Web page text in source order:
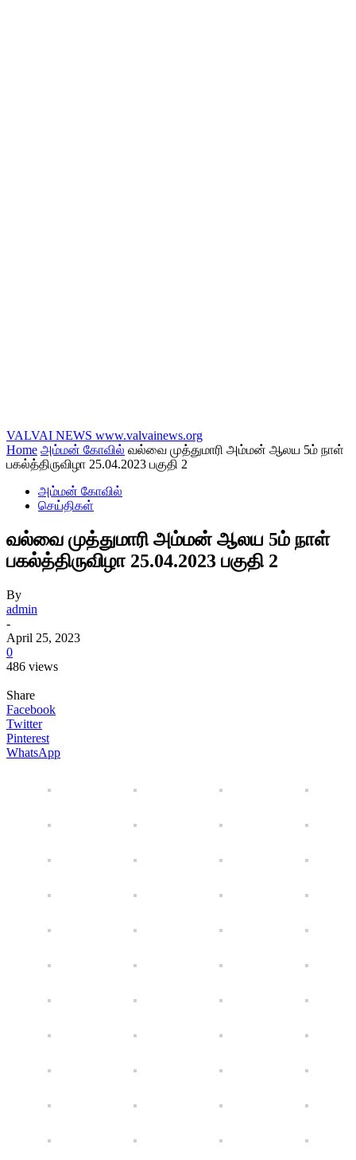
VALVAI NEWS www.valvainews.org
Home அம்மன் கோவில் வல்வை முத்துமாரி அம்மன் ஆலய 5ம் நாள்
பகல்த்திருவிழா 25.04.2023 பகுதி 2
அம்மன் கோவில்
செய்திகள்
வல்வை முத்துமாரி அம்மன் ஆலய 5ம் நாள்
பகல்த்திருவிழா 25.04.2023 பகுதி 2
By
admin
-
April 25, 2023
0
486 views
Share
Facebook
Twitter
Pinterest
WhatsApp